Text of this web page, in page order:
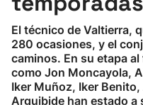
Remo
Baloncesto
Ciclismo
El técnico de Valtierra,
280 ocasiones, y el
caminos. En su etapa
como Jon Moncayola,
Iker Muñoz, Iker
Arguibide han estado a